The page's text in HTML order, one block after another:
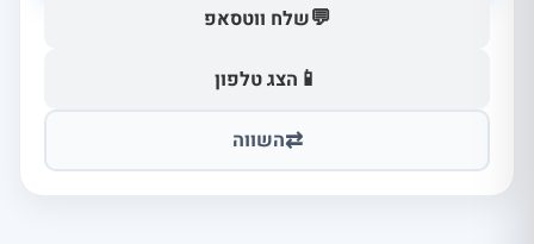
💬שלח ווטסאפ
📱 הצג טלפון
⇄השווה